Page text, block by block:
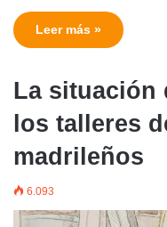
Leer más »
La situación
los talleres
madrileños
6.093